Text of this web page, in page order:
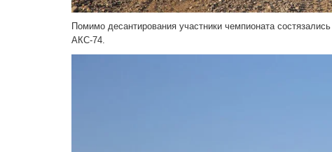
Помимо десантирования участники чемпионата
АКС-74.